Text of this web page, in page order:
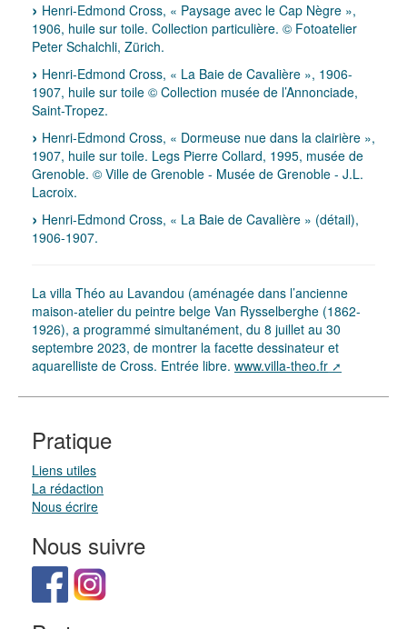
Henri-Edmond Cross, « Paysage avec le Cap Nègre »,
1906, huile sur toile. Collection particulière. © Fotoatelier
Peter Schalchli, Zürich.
Henri-Edmond Cross, « La Baie de Cavalière », 1906-
1907, huile sur toile © Collection musée de l’Annonciade,
Saint-Tropez.
Henri-Edmond Cross, « Dormeuse nue dans la clairière »,
1907, huile sur toile. Legs Pierre Collard, 1995, musée de
Grenoble. © Ville de Grenoble - Musée de Grenoble - J.L.
Lacroix.
Henri-Edmond Cross, « La Baie de Cavalière » (détail),
1906-1907.
La villa Théo au Lavandou (aménagée dans l’ancienne
maison-atelier du peintre belge Van Rysselberghe (1862-
1926), a programmé simultanément, du 8 juillet au 30
septembre 2023, de montrer la facette dessinateur et
aquarelliste de Cross. Entrée libre. www.villa-theo.fr
Pratique
Liens utiles
La rédaction
Nous écrire
Nous suivre